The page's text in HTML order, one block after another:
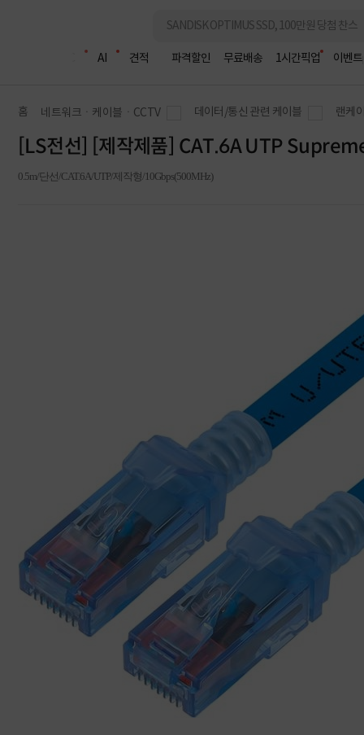
AI 견적 파격할인 무료배송 1시간픽업 이벤트
홈 네트워크ㆍ케이블ㆍCCTV 데이터/통신 관련 케이블 랜케
[LS전선] [제작제품] CAT.6A UTP
0.5m/단선/CAT.6A/UTP/제작형/10Gbps(500MHz)